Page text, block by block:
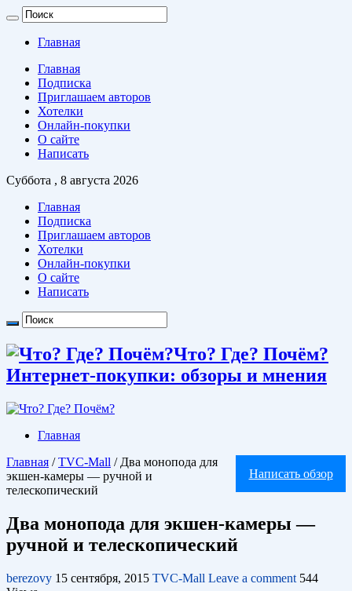
Главная
Главная
Подписка
Приглашаем авторов
Хотелки
Онлайн-покупки
О сайте
Написать
Суббота , 8 августа 2026
Главная
Подписка
Приглашаем авторов
Хотелки
Онлайн-покупки
О сайте
Написать
Что? Где? Почём?
Интернет-покупки: обзоры и мнения
Главная
Написать обзор
Главная / TVC-Mall / Два монопода для
экшен-камеры — ручной и
телескопический
Два монопода для экшен-камеры —
ручной и телескопический
berezovy 15 сентября, 2015 TVC-Mall Leave a comment 544